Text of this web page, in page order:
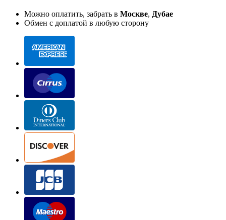
Можно оплатить, забрать в Москве, Дубае
Обмен с доплатой в любую сторону